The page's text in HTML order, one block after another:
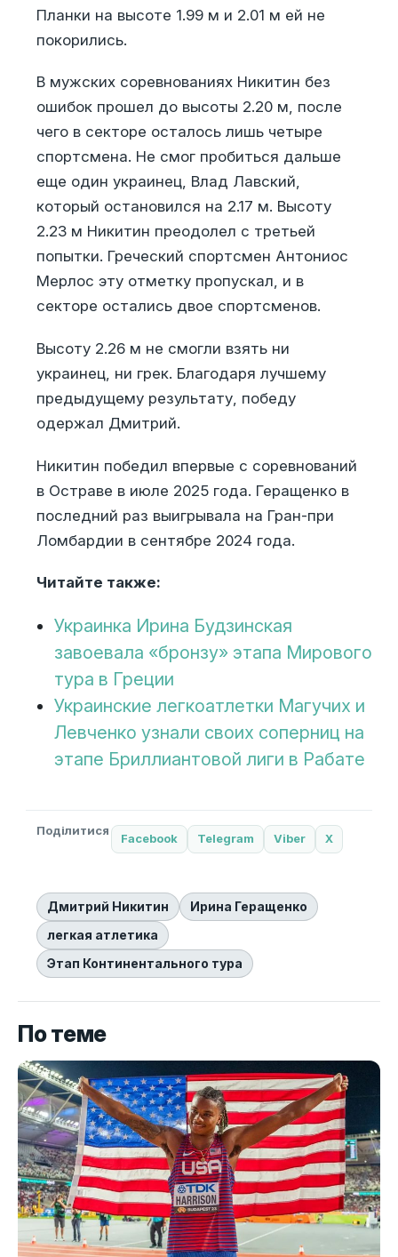
Планки на высоте 1.99 м и 2.01 м ей не
покорились.
В мужских соревнованиях Никитин без
ошибок прошел до высоты 2.20 м, после
чего в секторе осталось лишь четыре
спортсмена. Не смог пробиться дальше
еще один украинец, Влад Лавский,
который остановился на 2.17 м. Высоту
2.23 м Никитин преодолел с третьей
попытки. Греческий спортсмен Антониос
Мерлос эту отметку пропускал, и в
секторе остались двое спортсменов.
Высоту 2.26 м не смогли взять ни
украинец, ни грек. Благодаря лучшему
предыдущему результату, победу
одержал Дмитрий.
Никитин победил впервые с соревнований
в Остраве в июле 2025 года. Геращенко в
последний раз выигрывала на Гран-при
Ломбардии в сентябре 2024 года.
Читайте также:
Украинка Ирина Будзинская
завоевала «бронзу» этапа Мирового
тура в Греции
Украинские легкоатлетки Магучих и
Левченко узнали своих соперниц на
этапе Бриллиантовой лиги в Рабате
Поділитися
Facebook Telegram Viber X
Дмитрий Никитин
Ирина Геращенко
легкая атлетика
Этап Континентального тура
По теме